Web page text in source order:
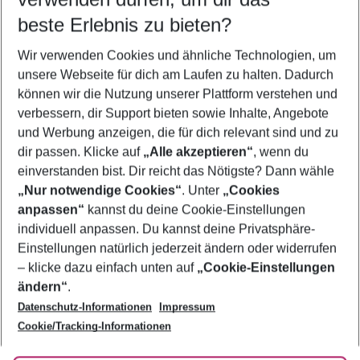
5-8 Nächte
2 Erwachsene Keine Kinder
Mehr Filter anzeigen
Footer
Footer navigation
Über uns
AGB
Bestpreisgarantie
Cookie-Einstellungen ändern
Cookie-Richtlinie
Agenturbetreuung
Barrierefreies Reisen
Folge uns
beste Erlebnis zu bieten?
Wir verwenden Cookies und ähnliche Technologien, um
unsere Webseite für dich am Laufen zu halten. Dadurch
können wir die Nutzung unserer Plattform verstehen und
verbessern, dir Support bieten sowie Inhalte, Angebote
und Werbung anzeigen, die für dich relevant sind und zu
dir passen. Klicke auf „Alle akzeptieren“, wenn du
einverstanden bist. Dir reicht das Nötigste? Dann wähle
„Nur notwendige Cookies“. Unter „Cookies
anpassen“ kannst du deine Cookie-Einstellungen
individuell anpassen. Du kannst deine Privatsphäre-
Einstellungen natürlich jederzeit ändern oder widerrufen
– klicke dazu einfach unten auf „Cookie-Einstellungen
ändern“.
Datenschutz-Informationen
Impressum
Cookie/Tracking-Informationen